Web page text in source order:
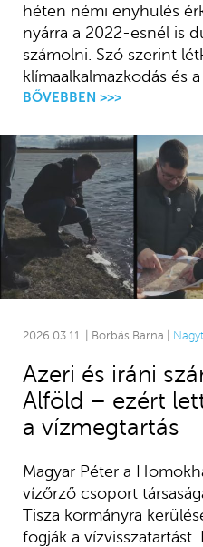
héten némi enyhülés
nyárra a 2022-esnél is
számolni. Szó szerint
klímaalkalmazkodás és
BŐVEBBEN >>>
2026.03.11. | Borbás Barna |
Azeri és iráni
Alföld – ezért
a vízmegtartás
Magyar Péter a
vízőrző csoport
Tisza kormányra
fogják a